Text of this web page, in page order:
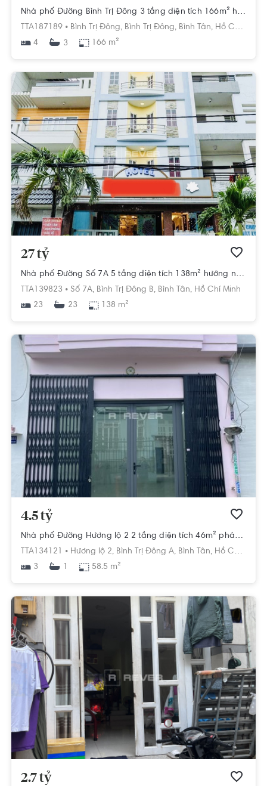
Nhà phố Đường Bình Trị Đông 3 tầng diện tích 166m² hướng đông pháp lý sổ hồng
TTA187189 • Bình Trị Đông, Bình Trị Đông, Bình Tân, Hồ Chí Minh
4
3 166 m²
27 tỷ
Nhà phố Đường Số 7A 5 tầng diện tích 138m² hướng nam pháp lý sổ hồng.
TTA139823 • Số 7A, Bình Trị Đông B, Bình Tân, Hồ Chí Minh
23
23 138 m²
4.5 tỷ
Nhà phố Đường Hương lộ 2 2 tầng diện tích 46m² pháp lý sổ hồng.
TTA134121 • Hương lộ 2, Bình Trị Đông A, Bình Tân, Hồ Chí Minh
3
1 58.5 m²
2.7 tỷ